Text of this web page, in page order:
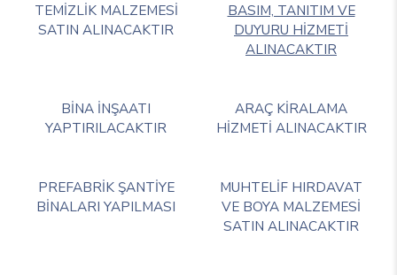
TEMİZLİK MALZEMESİ
SATIN ALINACAKTIR
BASIM, TANITIM VE
DUYURU HİZMETİ
ALINACAKTIR
BİNA İNŞAATI
YAPTIRILACAKTIR
ARAÇ KİRALAMA
HİZMETİ ALINACAKTIR
PREFABRİK ŞANTİYE
BİNALARI YAPILMASI
MUHTELİF HIRDAVAT
VE BOYA MALZEMESİ
SATIN ALINACAKTIR